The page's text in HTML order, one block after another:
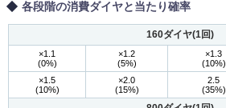
各段階の消費ダイヤと当たり確率
160ダイヤ(1回)
×1.1
(0%)
×1.2
(5%)
×1.3
(10%)
×1.5
(10%)
×2.0
(15%)
2.5
(35%)